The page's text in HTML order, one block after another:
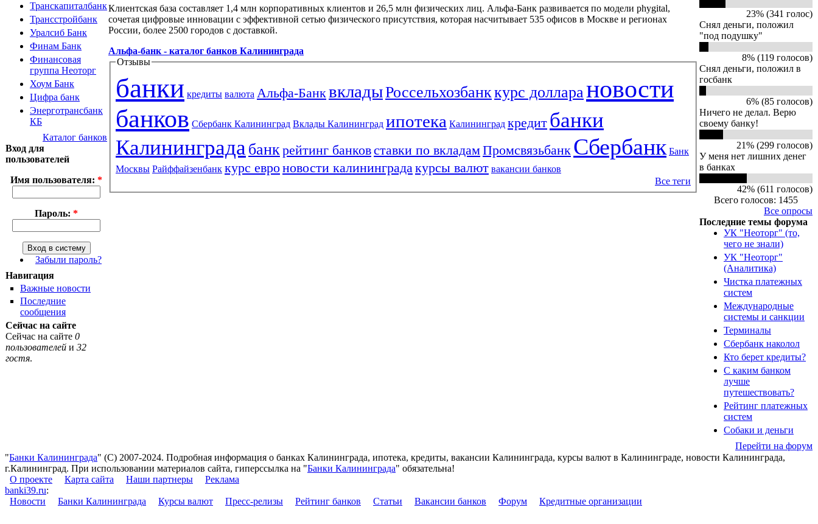
Транскапиталбанк
Трансстройбанк
Уралсиб Банк
Финам Банк
Финансовая
группа Неоторг
Хоум Банк
Цифра банк
Энерготрансбанк
КБ
Каталог банков
Вход для
пользователей
Имя пользователя: *
Пароль: *
Забыли пароль?
Навигация
Важные новости
Последние
сообщения
Сейчас на сайте
Сейчас на сайте 0
пользователей и 32
гостя.
Клиентская база составляет 1,4 млн корпоративных клиентов и 26,5 млн физических лиц. Альфа-Банк развивается по модели phygital,
сочетая цифровые инновации с эффективной сетью физического присутствия, которая насчитывает 535 офисов в Москве и регионах
России, более 2500 городов с доставкой.
Альфа-банк - каталог банков Калининграда
Отзывы
банки кредиты валюта Альфа-Банк вкладыРоссельхозбанккурс долларановости
банков Сбербанк Калининград Вклады Калининград ипотека Калининград кредит банки
Калининграда банкрейтинг банковставки по вкладамПромсвязьбанк Сбербанк Банк
Москвы Райффайзенбанк курс евроновости калининграда курсы валют вакансии банков
Все теги
23% (341 голос)
Снял деньги, положил
"под подушку"
8% (119 голосов)
Снял деньги, положил в
госбанк
6% (85 голосов)
Ничего не делал. Верю
своему банку!
21% (299 голосов)
У меня нет лишних денег
в банках
42% (611 голосов)
Всего голосов: 1455
Все опросы
Последние темы форума
УК "Неоторг" (то,
чего не знали)
УК "Неоторг"
(Аналитика)
Чистка платежных
систем
Международные
системы и санкции
Терминалы
Сбербанк наколол
Кто берет кредиты?
С каким банком
лучше
путешествовать?
Рейтинг платежных
систем
Собаки и деньги
Перейти на форум
"Банки Калининграда" (С) 2007-2024. Подробная информация о банках Калининграда, ипотека, кредиты, вакансии Калининграда, курсы валют в Калининграде, новости Калининграда,
г.Калининград. При использовании материалов сайта, гиперссылка на "Банки Калининграда" обязательна!
О проекте
Карта сайта Наши партнеры
Реклама
banki39.ru:
Новости
Банки Калининграда Курсы валют Пресс-релизы Рейтинг банков Статьи Вакансии банков Форум Кредитные организации